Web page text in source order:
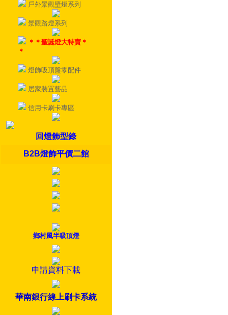
戶外景觀壁燈系列
景觀路燈系列
＊＊聖誕燈大特賣＊
＊
燈飾吸頂盤零配件
居家裝置藝品
信用卡刷卡專區
回燈飾型錄
B2B燈飾平價二館
鄉村風半吸頂燈
申請資料下載
華南銀行線上刷卡系統